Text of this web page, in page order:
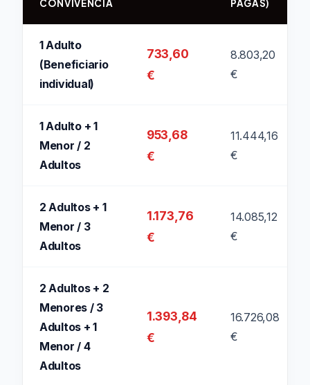
CONVIVENCIA PAGAS)
1 Adulto
(Beneficiario
individual)
733,60
€
8.803,20
€
1 Adulto + 1
Menor / 2
Adultos
953,68
€
11.444,16
€
2 Adultos + 1
Menor / 3
Adultos
1.173,76
€
14.085,12
€
2 Adultos + 2
Menores / 3
Adultos + 1
Menor / 4
Adultos
1.393,84
€
16.726,08
€